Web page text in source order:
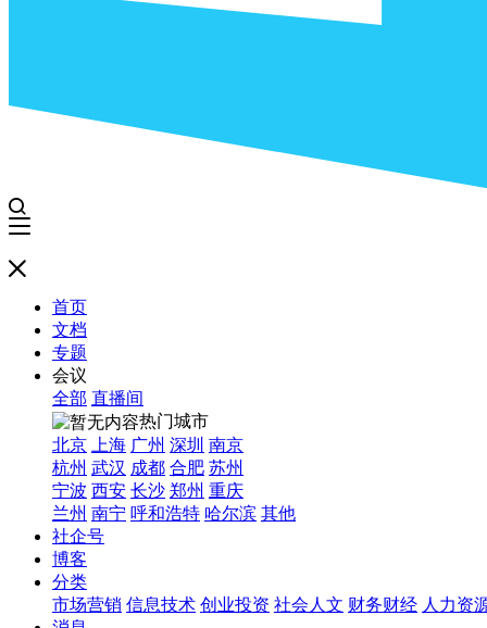
首页
文档
专题
会议
全部 直播间
热门城市
北京
上海 广州 深圳 南京
杭州 武汉 成都 合肥 苏州
宁波 西安 长沙 郑州 重庆
兰州 南宁 呼和浩特 哈尔滨 其他
社企号
博客
分类
市场营销 信息技术 创业投资 社会人文 财务财经 人力资